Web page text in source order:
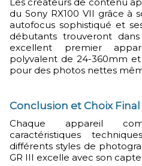
du Sony RX100 VII grâce à
autofocus sophistiqué et
débutants trouveront
excellent premier
polyvalent de 24-360mm
pour des photos nettes
Conclusion et Choix Final
Chaque appareil compact possède des
caractéristiques
différents styles de
GR III excelle avec son